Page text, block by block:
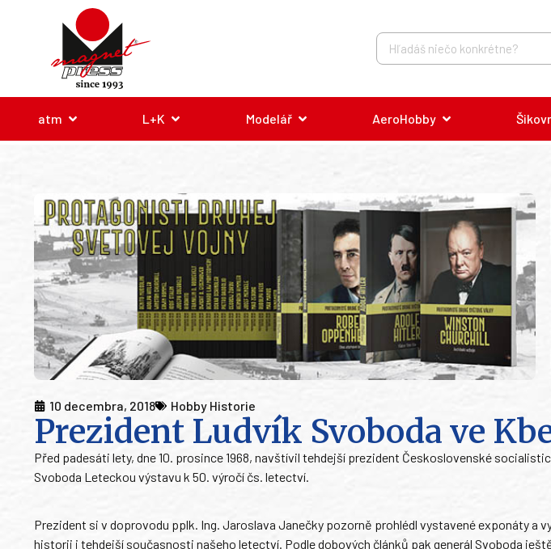
atm L+K Modelář AeroHobby
10 decembra, 2018 Hobby Historie
Prezident Ludvík Svoboda ve
Před padesáti lety, dne 10. prosince 1968, navštívil tehdejší prezident Československé
Svoboda Leteckou výstavu k 50. výročí čs. letectví.
Prezident si v doprovodu pplk. Ing. Jaroslava Janečky pozorně prohlédl vystavené exponáty a
historii i tehdejší současnosti našeho letectví. Podle dobových článků pak generál Svoboda